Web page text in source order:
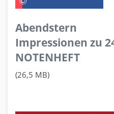
Abendstern
Impressionen zu
NOTENHEFT
(26,5 MB)